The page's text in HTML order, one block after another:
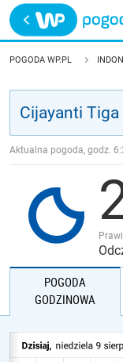
Trwa ładowanie
POLSKA
JAKOŚĆ POWIETRZA
POGODA WP.PL
Aktualna pogoda, godz.
POGODA
GODZINOWA